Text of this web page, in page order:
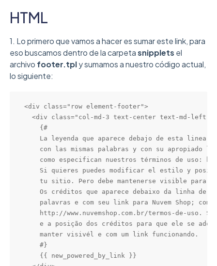
HTML
1. Lo primero que vamos a hacer es sumar este link, para
eso buscamos dentro de la carpetasnipplets el
archivo footer.tply sumamos a nuestro código actual,
lo siguiente:
<div class="row element-footer">
  <div class="col-md-3 text-center text-md-left">
    {#
La leyenda que aparece debajo de esta linea
con las mismas palabras y con su apropiado
como especifican nuestros términos de uso:
Si quieres puedes modificar el estilo y
tu sitio. Pero debe mantenerse visible para
Os créditos que aparece debaixo da linha de
palavras e com seu link para Nuvem Shop;
http://www.nuvemshop.com.br/termos-de-uso.
e a posição dos créditos para que ele se
    manter visivél e com um link funcionando.
    #}
    {{ new_powered_by_link }}